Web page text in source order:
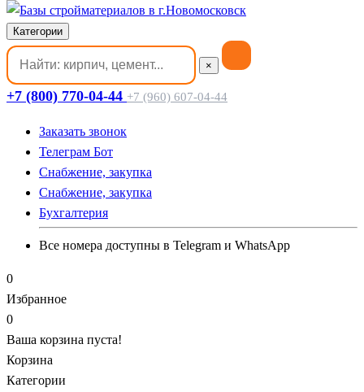
Категории
×
+7 (800) 770-04-44 +7 (960) 607-04-44
Заказать звонок
Телеграм Бот
Cнабжение, закупка
Cнабжение, закупка
Бухгалтерия
Все номера доступны в Telegram и WhatsApp
0
Избранное
0
Ваша корзина пуста!
Корзина
Категории